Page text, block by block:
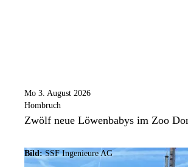
Mo 3. August 2026
Hombruch
Zwölf neue Löwenbabys im Zoo
Bild: SSF Ingenieure AG